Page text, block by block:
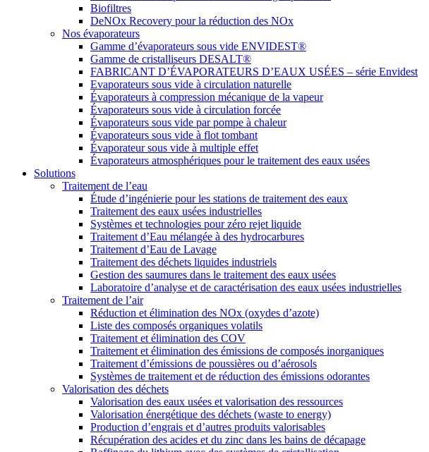
Biofiltres
DeNOx Recovery pour la réduction des NOx
Nos évaporateurs
Gamme d’évaporateurs sous vide ENVIDEST®
Gamme de cristalliseurs DESALT®
FABRICANT D’ÉVAPORATEURS D’EAUX USÉES – série Envidest
Evaporateurs sous vide à circulation naturelle
Évaporateurs à compression mécanique de la vapeur
Évaporateurs sous vide à circulation forcée
Évaporateurs sous vide par pompe à chaleur
Évaporateurs sous vide à flot tombant
Évaporateur sous vide à multiple effet
Évaporateurs atmosphériques pour le traitement des eaux usées
Solutions
Traitement de l’eau
Étude d’ingénierie pour les stations de traitement des eaux
Traitement des eaux usées industrielles
Systèmes et technologies pour zéro rejet liquide
Traitement d’Eau mélangée à des hydrocarbures
Traitement d’Eau de Lavage
Traitement des déchets liquides industriels
Gestion des saumures dans le traitement des eaux usées
Laboratoire d’analyse et de caractérisation des eaux usées industrielles
Traitement de l’air
Réduction et élimination des NOx (oxydes d’azote)
Liste des composés organiques volatils
Traitement et élimination des COV
Traitement et élimination des émissions de composés inorganiques
Traitement d’émissions de poussières ou d’aérosols
Systèmes de traitement et de réduction des émissions odorantes
Valorisation des déchets
Valorisation des eaux usées et valorisation des ressources
Valorisation énergétique des déchets (waste to energy)
Production d’engrais et d’autres produits valorisables
Récupération des acides et du zinc dans les bains de décapage